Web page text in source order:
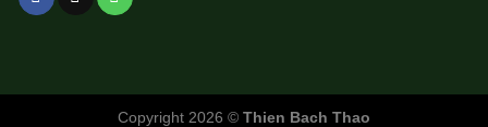
Copyright 2026 © Thien Bach Thao